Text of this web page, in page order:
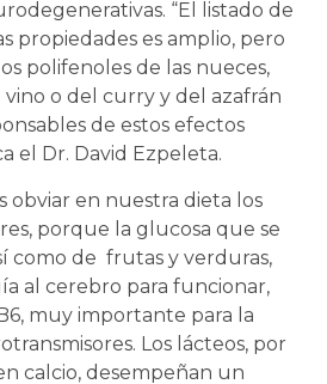
“El listado de
propiedades es amplio, pero
polifenoles de las nueces,
vino o del curry y del azafrán
de estos efectos
el Dr. David Ezpeleta.
obviar en nuestra dieta los
porque la glucosa que se
como de frutas y verduras,
al cerebro para funcionar,
muy importante para la
Los lácteos, por
calcio, desempeñan un